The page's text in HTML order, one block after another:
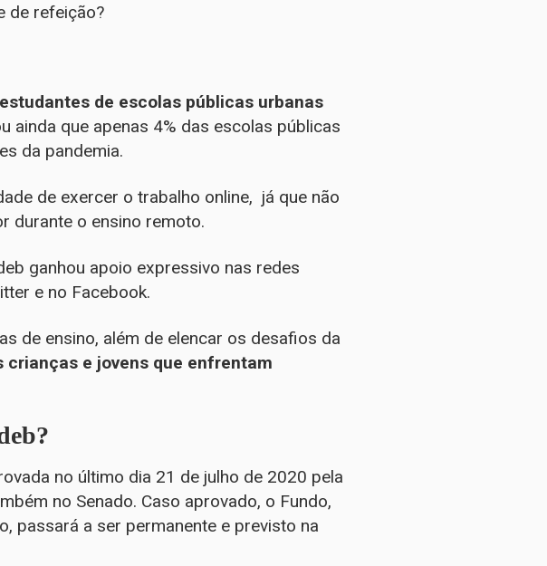
de refeição?
de escolas públicas urbanas
ainda que apenas 4% das escolas públicas
da pandemia.
de exercer o trabalho online, já que não
durante o ensino remoto.
ganhou apoio expressivo nas redes
e no Facebook.
de ensino, além de elencar os desafios da
crianças e jovens que enfrentam
no último dia 21 de julho de 2020 pela
no Senado. Caso aprovado, o Fundo,
passará a ser permanente e previsto na